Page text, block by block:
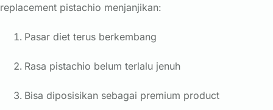
replacement pistachio menjanjikan:
Pasar diet terus berkembang
Rasa pistachio belum terlalu jenuh
Bisa diposisikan sebagai premium product